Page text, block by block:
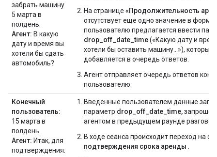
забрать машину
5 марта в
полдень.
Агент: В какую
дату и время вы
хотели бы сдать
автомобиль?
На странице «Продолжительность
отсутствует еще одно значение в
пользователю предлагается ввести
drop_off_date_time(«Какую дату и
хотели бы оставить машину...»), который
добавляется в очередь ответов.
Агент отправляет очередь ответов
пользователю.
Конечный
пользователь:
15 марта в
полдень.
Агент: Итак, для
подтверждения:
Введенные пользователем данные
параметр drop_off_date_time,
агентом в предыдущем раунде
В ходе сеанса происходит переход на
подтверждения срока аренды